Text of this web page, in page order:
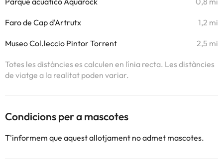
Faro de Cap d'Artrutx 1,2 mi
Museo Col.leccio Pintor Torrent 2,5 mi
Totes les distàncies es calculen en línia recta. Les distàncies
de viatge a la realitat poden variar.
Condicions per a mascotes
T'informem que aquest allotjament no admet mascotes.